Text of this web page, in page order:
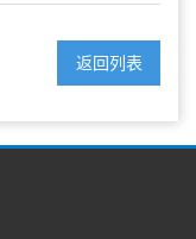
返回列表